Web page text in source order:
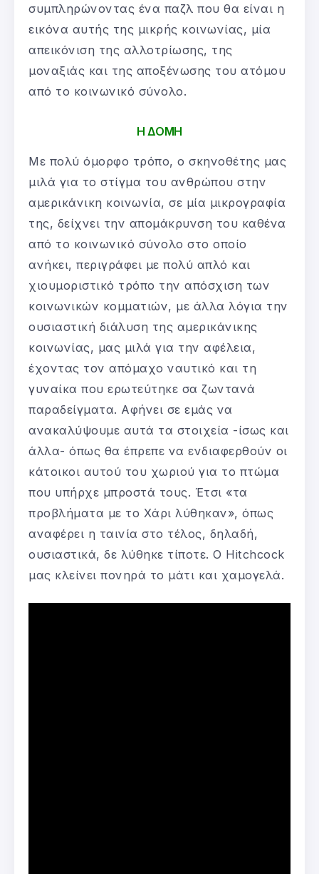
συμπληρώνοντας ένα παζλ που θα είναι η
εικόνα αυτής της μικρής κοινωνίας, μία
απεικόνιση της αλλοτρίωσης, της
μοναξιάς και της αποξένωσης του ατόμου
από το κοινωνικό σύνολο.
Η ΔΟΜΗ
Με πολύ όμορφο τρόπο, ο σκηνοθέτης μας
μιλά για το στίγμα του ανθρώπου στην
αμερικάνικη κοινωνία, σε μία μικρογραφία
της, δείχνει την απομάκρυνση του καθένα
από το κοινωνικό σύνολο στο οποίο
ανήκει, περιγράφει με πολύ απλό και
χιουμοριστικό τρόπο την απόσχιση των
κοινωνικών κομματιών, με άλλα λόγια την
ουσιαστική διάλυση της αμερικάνικης
κοινωνίας, μας μιλά για την αφέλεια,
έχοντας τον απόμαχο ναυτικό και τη
γυναίκα που ερωτεύτηκε σα ζωντανά
παραδείγματα. Αφήνει σε εμάς να
ανακαλύψουμε αυτά τα στοιχεία -ίσως και
άλλα- όπως θα έπρεπε να ενδιαφερθούν οι
κάτοικοι αυτού του χωριού για το πτώμα
που υπήρχε μπροστά τους. Έτσι «τα
προβλήματα με το Χάρι λύθηκαν», όπως
αναφέρει η ταινία στο τέλος, δηλαδή,
ουσιαστικά, δε λύθηκε τίποτε. Ο Hitchcock
μας κλείνει πονηρά το μάτι και χαμογελά.